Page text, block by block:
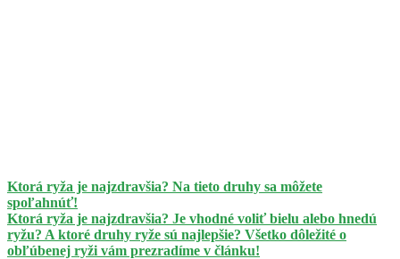
Ktorá ryža je najzdravšia? Na tieto druhy sa môžete
spoľahnúť!
Ktorá ryža je najzdravšia? Je vhodné voliť bielu alebo hnedú
ryžu? A ktoré druhy ryže sú najlepšie? Všetko dôležité o
obľúbenej ryži vám prezradíme v článku!